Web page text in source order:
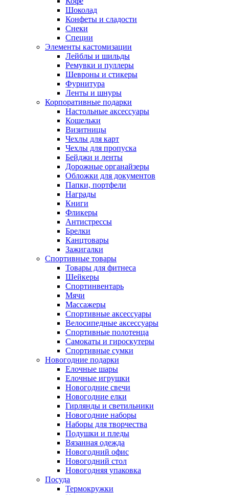
Шоколад
Конфеты и сладости
Снеки
Специи
Элементы кастомизации
Лейблы и шильды
Ремувки и пуллеры
Шевроны и стикеры
Фурнитура
Ленты и шнуры
Корпоративные подарки
Настольные аксессуары
Кошельки
Визитницы
Чехлы для карт
Чехлы для пропуска
Бейджи и ленты
Дорожные органайзеры
Обложки для документов
Папки, портфели
Награды
Книги
Фликеры
Антистрессы
Брелки
Канцтовары
Зажигалки
Спортивные товары
Товары для фитнеса
Шейкеры
Спортинвентарь
Мячи
Массажеры
Спортивные аксессуары
Велосипедные аксессуары
Спортивные полотенца
Самокаты и гироскутеры
Спортивные сумки
Новогодние подарки
Елочные шары
Елочные игрушки
Новогодние свечи
Новогодние елки
Гирлянды и светильники
Новогодние наборы
Наборы для творчества
Подушки и пледы
Вязанная одежда
Новогодний офис
Новогодний стол
Новогодняя упаковка
Посуда
Термокружки